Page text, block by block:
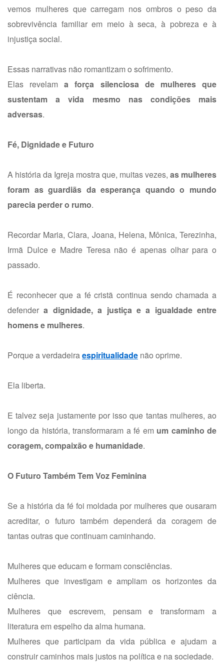
vemos mulheres que carregam nos ombros o peso da
sobrevivência familiar em meio à seca, à pobreza e à
injustiça social.
Essas narrativas não romantizam o sofrimento.
Elas revelama força silenciosa de mulheres que
sustentam a vida mesmo nas condições mais
adversas.
Fé, Dignidade e Futuro
A história da Igreja mostra que, muitas vezes, as mulheres
foram as guardiãs da esperança quando o mundo
parecia perder o rumo.
Recordar Maria, Clara, Joana, Helena, Mônica, Terezinha,
Irmã Dulce e Madre Teresa não é apenas olhar para o
passado.
É reconhecer que a fé cristã continua sendo chamada a
defendera dignidade, a justiça e a igualdade entre
homens e mulheres.
Porque a verdadeiraespiritualidade não oprime.
Ela liberta.
E talvez seja justamente por isso que tantas mulheres, ao
longo da história, transformaram a fé em um caminho de
coragem, compaixão e humanidade.
O Futuro Também Tem Voz Feminina
Se a história da fé foi moldada por mulheres que ousaram
acreditar, o futuro também dependerá da coragem de
tantas outras que continuam caminhando.
Mulheres que educam e formam consciências.
Mulheres que investigam e ampliam os horizontes da
ciência.
Mulheres que escrevem, pensam e transformam a
literatura em espelho da alma humana.
Mulheres que participam da vida pública e ajudam a
construir caminhos mais justos na política e na sociedade.